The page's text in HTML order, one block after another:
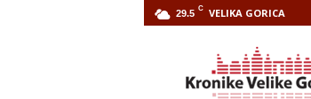
29.5 C VELIKA GORICA